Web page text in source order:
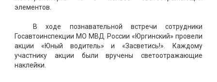
элементов.
В ходе познавательной встречи сотрудники
Госавтоинспекции МО МВД России «Юргинский» провели
акции «Юный водитель» и «Засветись!». Каждому
участнику акции были вручены светоотражающие
наклейки.